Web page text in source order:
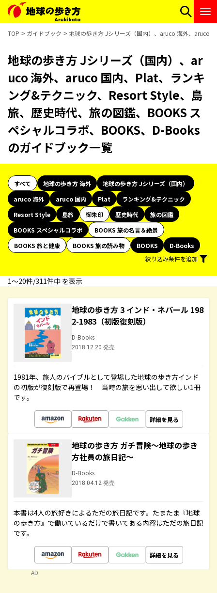
TOP ガイドブック 地球の歩き方 Jシリーズ（国内）、aruco 海外、aruco
地球の歩き方 Jシリーズ（国内）、ar
uco 海外、aruco 国内、Plat、ランキ
ング&テクニック、Resort Style、島
旅、歴史時代、旅の図鑑、BOOKS ス
ペシャルコラボ、BOOKS、D-Books
のガイドブック一覧
すべて 地球の歩き方 海外
地球の歩き方 Jシリーズ（国内）
aruco 海外
aruco 国内 Plat
ランキング&テクニック
Resort Style
島旅 御朱印 歴史時代
旅の図鑑
BOOKS スペシャルコラボ
BOOKS 旅の名言＆絶景
BOOKS 旅と健康
BOOKS 旅の読み物 BOOKS
D-Books
絞り込み条件を追加
1〜20件/311件中 を表示
地球の歩き方 3 インド・ネパール 198
2-1983（初版復刻版）
D-Books
2018.12.20 発売
1981年、旅人のバイブルとして登場した地球の歩き方インド
の初版が復刻版で再登場！ 当時の旅を思い出して欲しい1冊
です。
詳細を見る
地球の歩き方 ガチ冒険～地球の歩き
方社員の旅日記～
D-Books
2018.04.12 発売
本書は4人の旅好きによるただの旅日記です。たまたま『地球
の歩き方』で働いているだけで書いてある内容はただの旅日記
です。
詳細を見る
AD